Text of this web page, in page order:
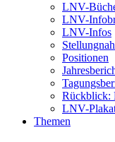
LNV-
LNV-
LNV-Infos
Positionen
Rückblick:
LNV-
Themen